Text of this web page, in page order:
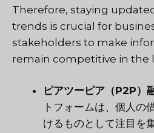
Therefore, staying
trends is crucial for
stakeholders to make
remain competitive in the
ピアツーピア（P2P）
トフォームは、個人の
けるものとして注目を